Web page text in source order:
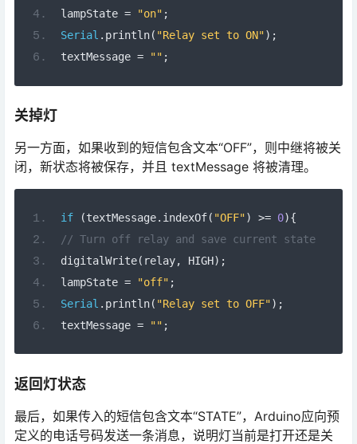
lampState = "on" ;
Serial . println( "Relay set to ON");
textMessage = "" ;
关掉灯
另一方面，如果收到的短信包含文本“OFF”，则中继将被关
闭，新状态将被保存，并且 textMessage 将被清理。
if (textMessage. indexOf( "OFF") >= 0){
// Turn off relay and save current state
digitalWrite( relay, HIGH);
lampState = "off" ;
Serial . println( "Relay set to OFF");
textMessage = "" ;
返回灯状态
最后，如果传入的短信包含文本“STATE”，Arduino应向预
定义的电话号码发送一条消息，说明灯当前是打开还是关